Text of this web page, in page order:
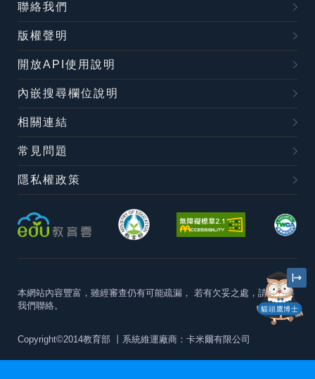
貓頭鷹博士
聯絡我們
版權聲明
開放API使用說明
內嵌搜尋欄位說明
相關連結
常見問題
隱私權政策
本網站內容豐富，雖經審查仍有可能疏漏， 若有欠妥之處，請隨時與
我們聯絡。
Copyright©2014教育部 丨系統維運廠商：卡米爾有限公司